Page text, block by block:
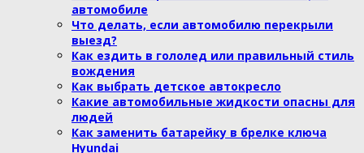
автомобиле
Что делать, если автомобилю перекрыли
выезд?
Как ездить в гололед или правильный стиль
вождения
Как выбрать детское автокресло
Какие автомобильные жидкости опасны для
людей
Как заменить батарейку в брелке ключа
Hyundai